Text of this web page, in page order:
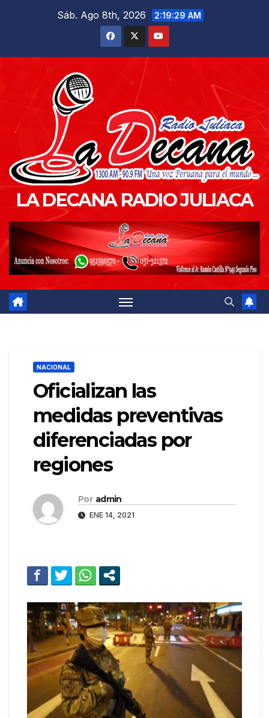
Sáb. Ago 8th, 2026 2:19:30 AM
LA DECANA RADIO JULIACA
NACIONAL
Oficializan las
medidas preventivas
diferenciadas por
regiones
Por admin
ENE 14, 2021